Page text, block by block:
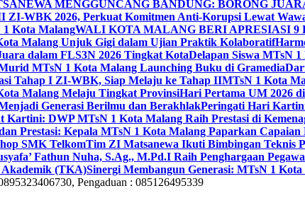
MENGGUNCANG BANDUNG: BORONG
ZI-WBK 2026, Perkuat Komitmen Anti-Korupsi Lewat
Kota MalangWALI KOTA MALANG BERI APRESIASI 9
Malang Unjuk Gigi dalam Ujian Praktik Kolaboratif
dalam FLS3N 2026 Tingkat KotaDelapan Siswa MTsN
MTsN 1 Kota Malang Launching Buku di Gramedia
Tahap I ZI-WBK, Siap Melaju ke Tahap IIMTsN 1 Kota
Malang Melaju Tingkat ProvinsiHari Pertama UM 2026
Generasi Berilmu dan BerakhlakPeringati Hari
Kartini: DWP MTsN 1 Kota Malang Raih Prestasi di
Prestasi: Kepala MTsN 1 Kota Malang Paparkan
SMK TelkomTim ZI Matsanewa Ikuti Bimbingan Teknis
Fathun Nuha, S.Ag., M.Pd.I Raih Penghargaan
Akademik (TKA)Sinergi Membangun Generasi: MTsN 1
Pengaduan : 085126495339